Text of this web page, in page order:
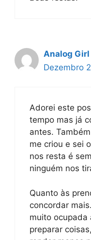
Analog Girl
Dezembro
Adorei este
tempo mas já
antes.
me criou e sei
nos resta é
ninguém nos
Quanto às
concordar
muito ocupada
preparar